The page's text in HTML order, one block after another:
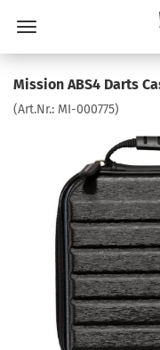
Mission ABS4 Darts
(Art.Nr.: MI-000775)